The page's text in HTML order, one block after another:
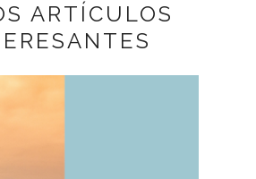
ARTÍCULOS